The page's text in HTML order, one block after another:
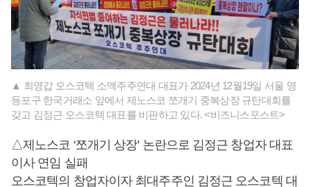
▲ 최영갑 오스코텍 소액주주연대 대표가 2024년 12월19일 서울 영
등포구 한국거래소 앞에서 제노스코 쪼개기 중복상장 규탄대회를
갖고 김정근 오스코텍 대표를 비판하고 있다. <비즈니스포스트>
△제노스코 ‘쪼개기 상장’ 논란으로 김정근 창업자 대표
이사 연임 실패
오스코텍의 창업자이자 최대주주인 김정근 오스코텍 대